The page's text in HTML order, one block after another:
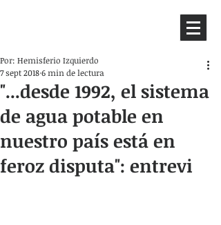
"...desde 1992, el sistema
de agua potable en
nuestro país está en
feroz disputa": entrevi
Por: Hemisferio Izquierdo
7 sept 20186 min de lectura